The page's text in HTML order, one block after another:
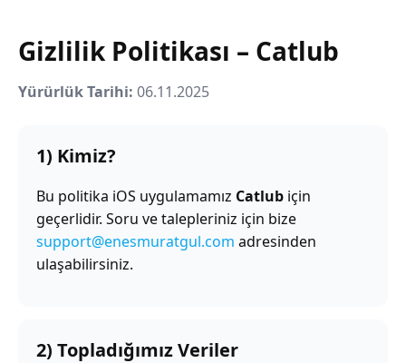
Gizlilik Politikası – Catlub
Yürürlük Tarihi: 06.11.2025
1) Kimiz?
Bu politika iOS uygulamamız Catlub için
geçerlidir. Soru ve talepleriniz için bize
support@enesmuratgul.com adresinden
ulaşabilirsiniz.
2) Topladığımız Veriler